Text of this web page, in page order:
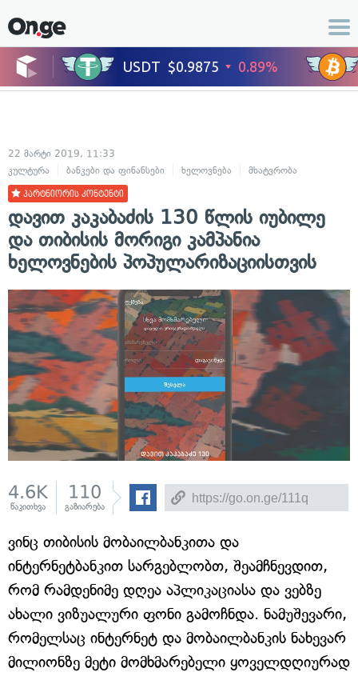
22 მარტი 2019, 11:33
კულტურა
ბანკები და ფინანსები ხელოვნება მხატვრობა
პარტნიორის კონტენტი
დავით კაკაბაძის 130 წლის იუბილე
და თიბისის მორიგი კამპანია
ხელოვნების პოპულარიზაციისთვის
4.6K
წაკითხვა
110
გაზიარება
ვინც თიბისის მობაილბანკითა და
ინტერნეტბანკით სარგებლობთ, შეამჩნევდით,
რომ რამდენიმე დღეა აპლიკაციასა და ვებზე
ახალი ვიზუალური ფონი გამოჩნდა. ნამუშევარი,
რომელსაც ინტერნეტ და მობაილბანკის ნახევარ
მილიონზე მეტი მომხმარებელი ყოველდღიურად